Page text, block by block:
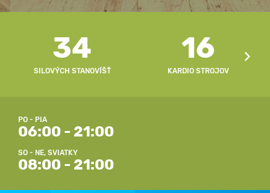
34
SILOVÝCH STANOVÍŠŤ
16
KARDIO STROJOV
PO - PIA
06:00 - 21:00
SO - NE, SVIATKY
08:00 - 21:00